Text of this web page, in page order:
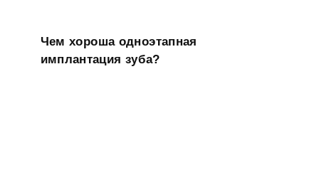
Чем хороша одноэтапная
имплантация зуба?